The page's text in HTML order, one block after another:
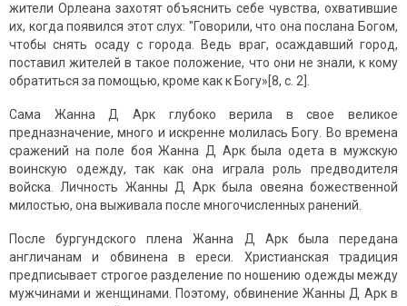
жители Орлеана захотят объяснить себе чувства, охватившие
их, когда появился этот слух: "Говорили, что она послана Богом,
чтобы снять осаду с города. Ведь враг, осаждавший город,
поставил жителей в такое положение, что они не знали, к кому
обратиться за помощью, кроме как к Богу»[8, c. 2].
Сама Жанна Д Арк глубоко верила в свое великое
предназначение, много и искренне молилась Богу. Во времена
сражений на поле боя Жанна Д Арк была одета в мужскую
воинскую одежду, так как она играла роль предводителя
войска. Личность Жанны Д Арк была овеяна божественной
милостью, она выживала после многочисленных ранений.
После бургундского плена Жанна Д Арк была передана
англичанам и обвинена в ереси. Христианская традиция
предписывает строгое разделение по ношению одежды между
мужчинами и женщинами. Поэтому, обвинение Жанны Д Арк в